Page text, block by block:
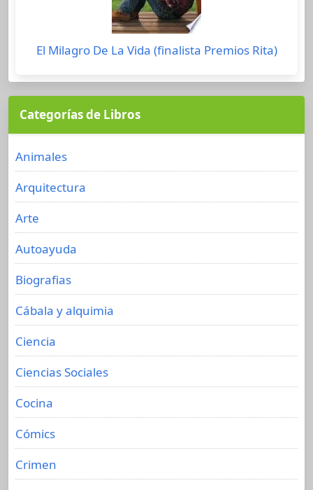
El Milagro De La Vida (finalista Premios Rita)
Categorías de Libros
Animales
Arquitectura
Arte
Autoayuda
Biografias
Cábala y alquimia
Ciencia
Ciencias Sociales
Cocina
Cómics
Crimen